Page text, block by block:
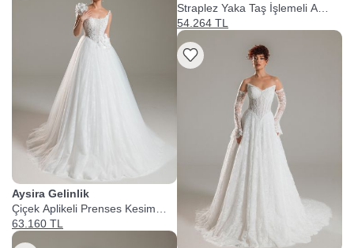
Aysira Gelinlik
Çiçek Aplikeli Prenses Kesim
Gelinlik
63.160 TL
Straplez Yaka Taş İşlemeli A
Kesim Gelinlik
54.264 TL